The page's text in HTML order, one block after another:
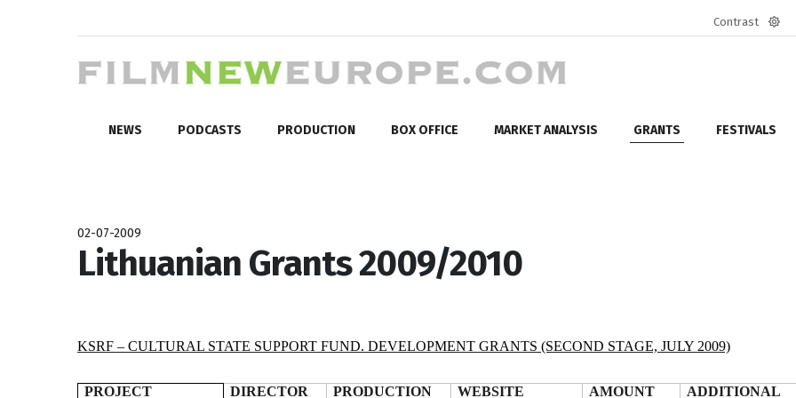
Contrast
NEWS PODCASTS PRODUCTION BOX OFFICE MARKET ANALYSIS GRANTS FESTIVALS
02-07-2009
Lithuanian Grants 2009/2010
KSRF – CULTURAL STATE SUPPORT FUND. DEVELOPMENT GRANTS (SECOND STAGE, JULY 2009)
PROJECT DIRECTOR
PRODUCTION
WEBSITE
AMOUNT
ADDITIONAL